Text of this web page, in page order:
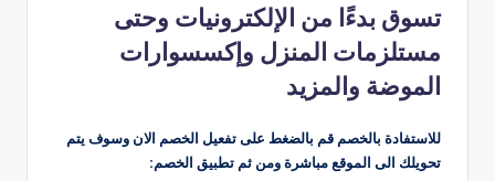
تسوق بدءًا من الإلكترونيات وحتى
مستلزمات المنزل وإكسسوارات
الموضة والمزيد
للاستفادة بالخصم قم بالضغط على تفعيل الخصم الان وسوف يتم
تحويلك الى الموقع مباشرة ومن ثم تطبيق الخصم: